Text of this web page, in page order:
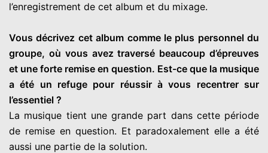
l’enregistrement de cet album et du mixage.
Vous décrivez cet album comme le plus personnel du
groupe, où vous avez traversé beaucoup d’épreuves
et une forte remise en question. Est-ce que la musique
a été un refuge pour réussir à vous recentrer sur
l’essentiel ?
La musique tient une grande part dans cette période
de remise en question. Et paradoxalement elle a été
aussi une partie de la solution.